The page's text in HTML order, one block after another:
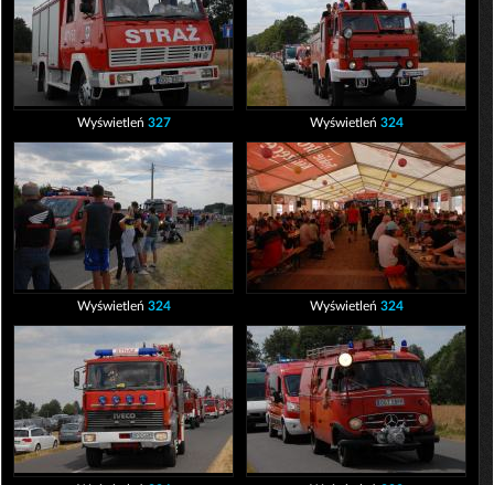
Wyświetleń 327 Wyświetleń 324
Wyświetleń 324 Wyświetleń 324